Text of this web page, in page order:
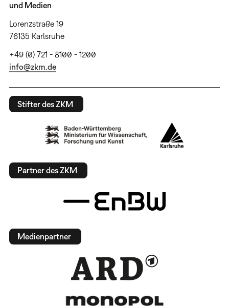
und Medien
Lorenzstraße 19
76135 Karlsruhe
+49 (0) 721 - 8100 - 1200
info@zkm.de
Stifter des ZKM
Partner des ZKM
Medienpartner